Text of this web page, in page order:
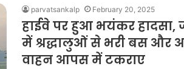
parvatsankalp February 20, 2025
हाईवे पर हुआ भयंकर हादसा,
में श्रद्धालुओं से भरी बस और
वाहन आपस में टकराए